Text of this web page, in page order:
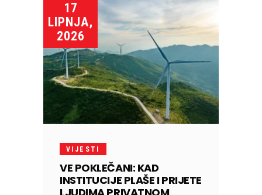
17
LIPNJA,
2026
VIJESTI
VE POKLEČANI: KAD
INSTITUCIJE PLAŠE I PRIJETE